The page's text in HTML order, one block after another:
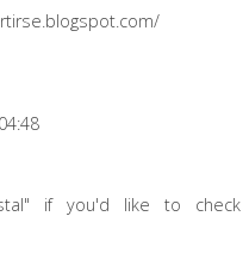
if you'd like to